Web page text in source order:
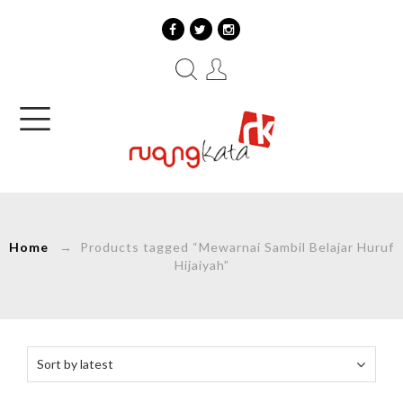
Home → Products tagged “Mewarnai Sambil Belajar Huruf
Hijaiyah”